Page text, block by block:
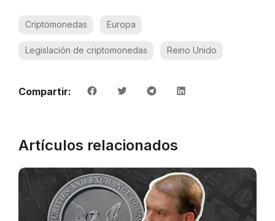
Criptomonedas Europa
Legislación de criptomonedas Reino Unido
Compartir:
Artículos relacionados